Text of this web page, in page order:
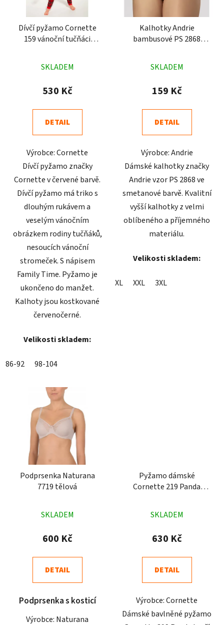
Dívčí pyžamo Cornette
159 vánoční tučňáci
hodnocení
produktu
5,0
z
hvězdiček.
SKLADEM
530 Kč
DETAIL
Výrobce: Cornette
Dívčí pyžamo značky
Cornette v červené barvě.
Dívčí pyžamo má triko s
dlouhým rukávem a
veselým vánočním
obrázkem rodiny tučňáků,
nesoucích vánoční
stromeček. S nápisem
Family Time. Pyžamo je
ukončeno do manžet.
Kalhoty jsou kostkované
červenočerné.
Velikosti skladem:
86-92 98-104
Kalhotky Andrie
bambusové PS 2868
hodnocení
produktu
5,0
z
hvězdiček.
SKLADEM
159 Kč
DETAIL
Výrobce: Andrie
Dámské kalhotky značky
Andrie vzor PS 2868 ve
smetanové barvě. Kvalitní
vyšší kalhotky z velmi
oblíbeného a příjemného
materiálu.
Velikosti skladem:
XL XXL 3XL
Podprsenka Naturana
7719 tělová
hodnocení
produktu
4,5
z
hvězdiček.
SKLADEM
600 Kč
DETAIL
Podprsenka s kosticí
Výrobce: Naturana
Pyžamo dámské
Cornette 219 Panda
hodnocení
produktu
4,6
z
hvězdiček.
SKLADEM
630 Kč
DETAIL
Výrobce: Cornette
Dámské bavlněné pyžamo